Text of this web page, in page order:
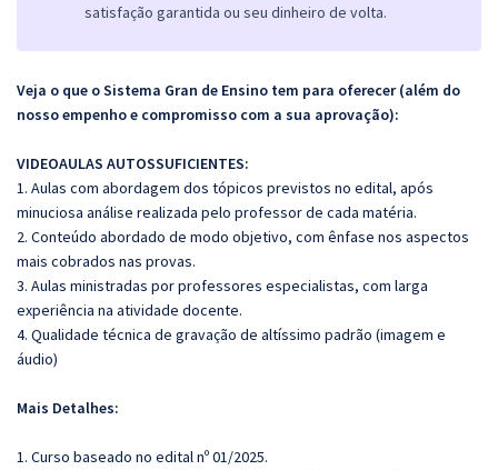
satisfação garantida ou seu dinheiro de volta.
Veja o que o Sistema Gran de Ensino tem para oferecer (além do
nosso empenho e compromisso com a sua aprovação):
VIDEOAULAS AUTOSSUFICIENTES:
1. Aulas com abordagem dos tópicos previstos no edital, após
minuciosa análise realizada pelo professor de cada matéria.
2. Conteúdo abordado de modo objetivo, com ênfase nos aspectos
mais cobrados nas provas.
3. Aulas ministradas por professores especialistas, com larga
experiência na atividade docente.
4. Qualidade técnica de gravação de altíssimo padrão (imagem e
áudio)
Mais Detalhes:
1. Curso baseado no edital nº 01/2025.